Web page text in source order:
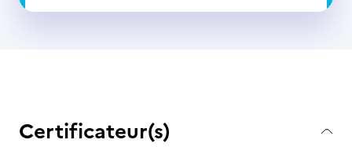
Certificateur(s)